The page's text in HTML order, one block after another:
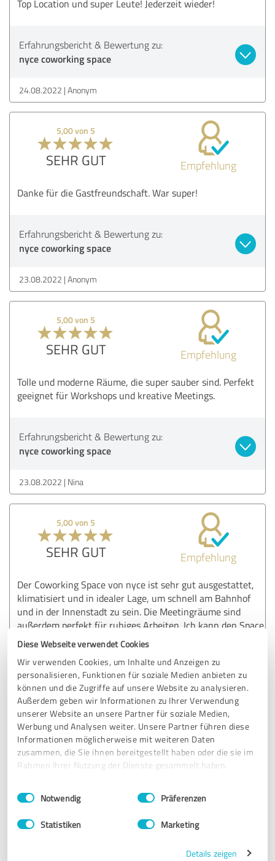
Diese Webseite verwendet Cookies
Wir verwenden Cookies, um Inhalte und Anzeigen zu
personalisieren, Funktionen für soziale Medien anbieten zu
können und die Zugriffe auf unsere Website zu analysieren.
Außerdem geben wir Informationen zu Ihrer Verwendung
unserer Website an unsere Partner für soziale Medien,
Werbung und Analysen weiter. Unsere Partner führen diese
Informationen möglicherweise mit weiteren Daten
zusammen, die Sie ihnen bereitgestellt haben oder die sie im
Rahmen Ihrer Nutzung der Dienste gesammelt haben.
Impressum Datenschutzbestimmungen
Einwilligungsauswahl
Notwendig Präferenzen
Statistiken Marketing
Details zeigen
Top Location und super Leute! Jederzeit wieder!
Erfahrungsbericht & Bewertung zu:
nyce coworking space
24.08.2022 Anonym
5,00 von 5
SEHR GUT Empfehlung
Danke für die Gastfreundschaft. War super!
Erfahrungsbericht & Bewertung zu:
nyce coworking space
23.08.2022 Anonym
5,00 von 5
SEHR GUT Empfehlung
Tolle und moderne Räume, die super sauber sind. Perfekt
geeignet für Workshops und kreative Meetings.
Erfahrungsbericht & Bewertung zu:
nyce coworking space
23.08.2022 Nina
5,00 von 5
SEHR GUT Empfehlung
Der Coworking Space von nyce ist sehr gut ausgestattet,
klimatisiert und in idealer Lage, um schnell am Bahnhof
und in der Innenstadt zu sein. Die Meetingräume sind
außerdem perfekt für ruhiges Arbeiten. Ich kann den Space
sehr empfehlen.
Erfahrungsbericht & Bewertung zu:
nyce coworking space
23.08.2022 Lisa R.
5,00 von 5
SEHR GUT Empfehlung
Vielen Dank für die Gastfreundschaft!